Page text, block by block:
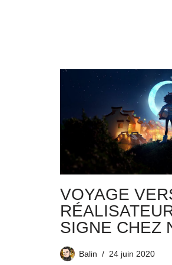
VOYAGE
SIGNE CHEZ
Balin 24 juin 2020